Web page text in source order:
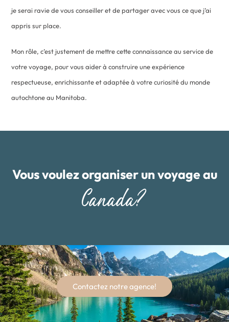
je serai ravie de vous conseiller et de partager avec vous ce que j’ai
appris sur place.
Mon rôle, c’est justement de mettre cette connaissance au service de
votre voyage, pour vous aider à construire une expérience
respectueuse, enrichissante et adaptée à votre curiosité du monde
autochtone au Manitoba.
Vous voulez organiser un voyage au
Canada?
Contactez notre agence!